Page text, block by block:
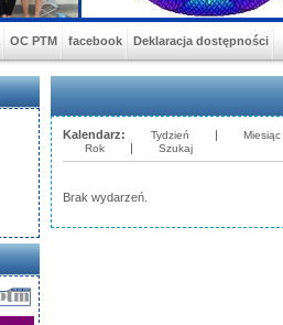
OC PTM facebook Deklaracja dostępności
Kalendarz: Tydzień |
Miesiąc
Rok
| Szukaj
Brak wydarzeń.